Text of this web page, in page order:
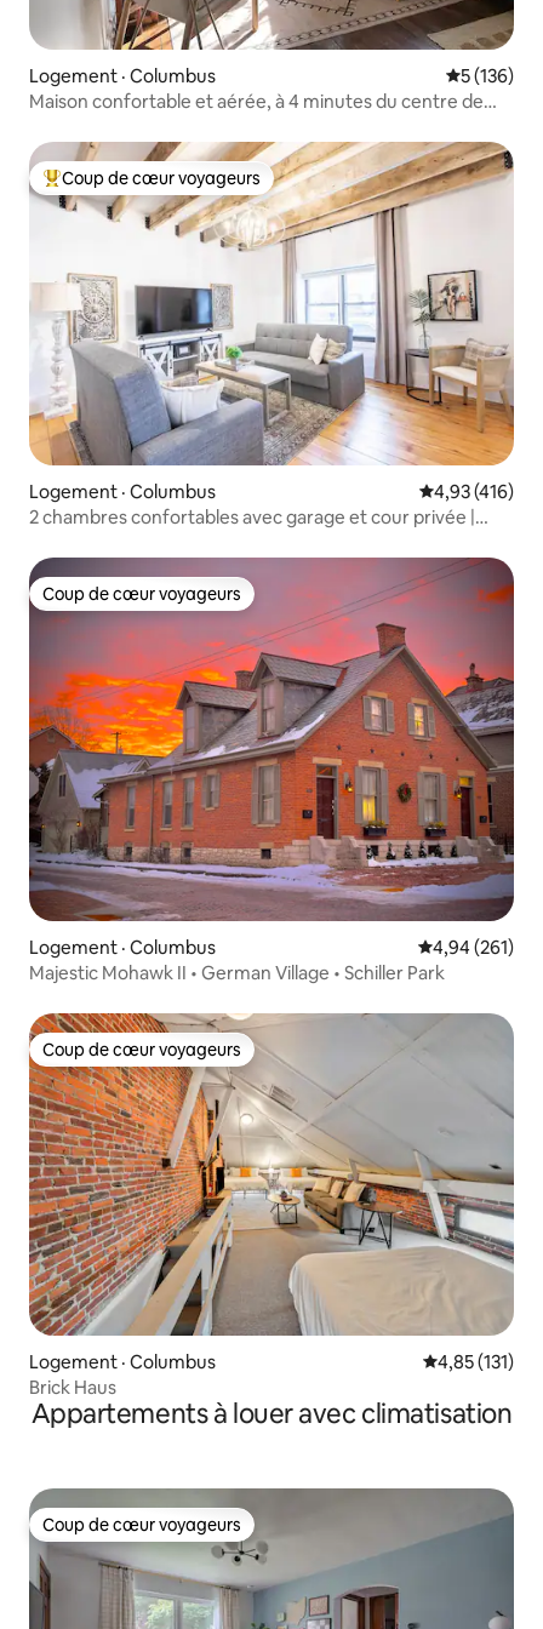
Logement · Columbus Note
5 (136)
Maison confortable et aérée, à 4 minutes du centre de
Coup de cœur voyageurs parmi les plus aimés
Coup de cœur voyageurs
Logement · Columbus Note
4,93 (416)
2 chambres confortables avec garage et cour privée |
Coup de cœur voyageurs
Coup de cœur voyageurs
Logement · Columbus Note
4,94 (261)
Majestic Mohawk II • German Village • Schiller Park
Coup de cœur voyageurs
Coup de cœur voyageurs
Logement · Columbus Note
4,85 (131)
Brick Haus
Appartements à louer avec climatisation
Coup de cœur voyageurs
Coup de cœur voyageurs